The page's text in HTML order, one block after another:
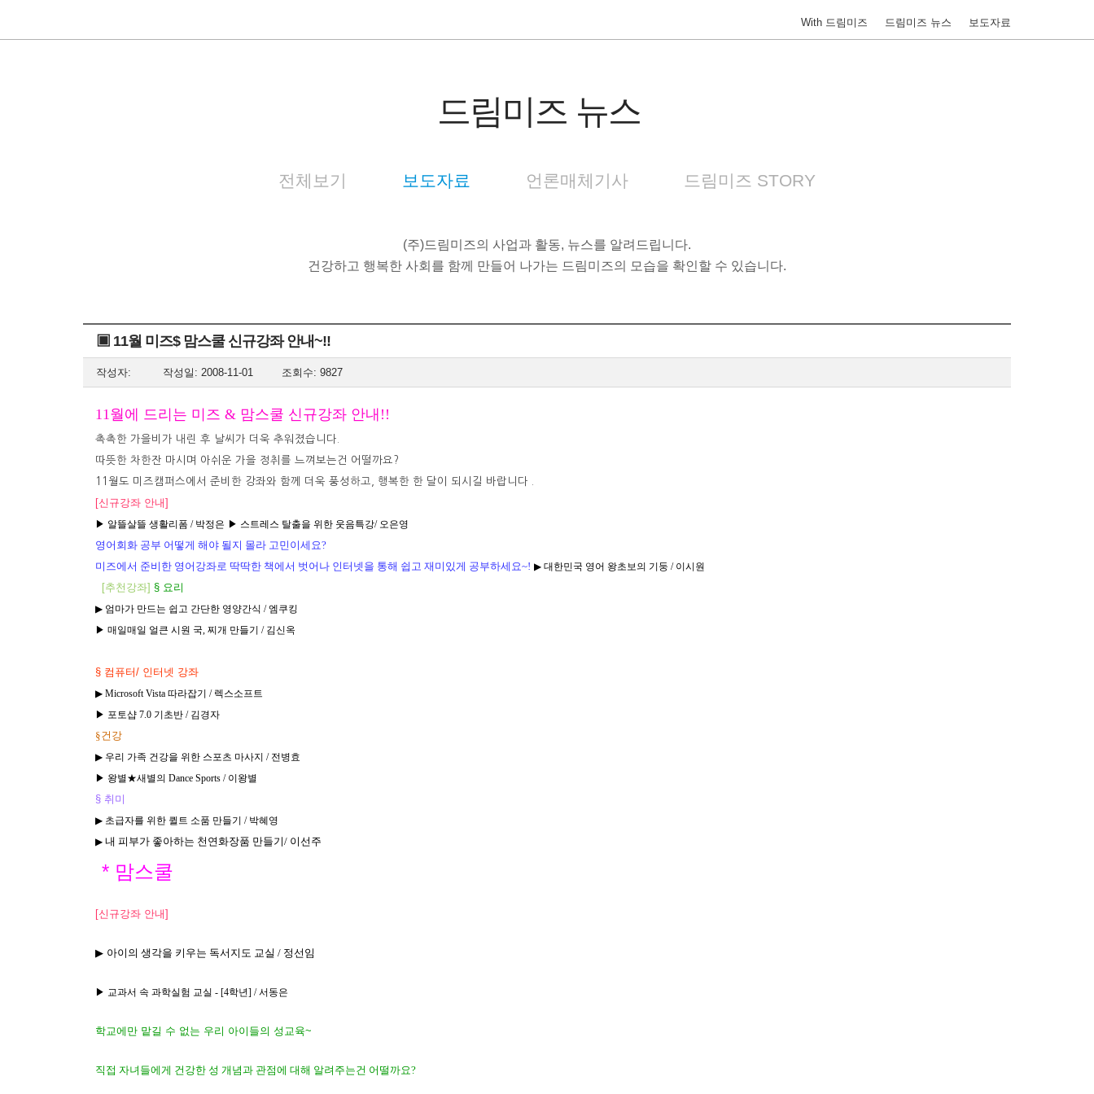
With 드림미즈 드림미즈 뉴스 보도자료
드림미즈 뉴스
전체보기 보도자료 언론매체기사 드림미즈 STORY
(주)드림미즈의 사업과 활동, 뉴스를 알려드립니다.
건강하고 행복한 사회를 함께 만들어 나가는 드림미즈의 모습을 확인할 수 있습니다.
▣ 11월 미즈$ 맘스쿨 신규강좌 안내~!!
작성자: 작성일: 2008-11-01 조회수: 9827
11월에 드리는 미즈 & 맘스쿨 신규강좌 안내!!
촉촉한 가을비가 내린 후 날씨가 더욱 추워졌습니다.
따뜻한 차한잔 마시며 아쉬운 가을 정취를 느껴보는건 어떨까요?
11월도 미즈캠퍼스에서 준비한 강좌와 함께 더욱 풍성하고, 행복한 한 달이 되시길 바랍니다 .
[신규강좌 안내]
▶ 알뜰살뜰 생활리폼 / 박정은 ▶ 스트레스 탈출을 위한 웃음특강/ 오은영
영어회화 공부 어떻게 해야 될지 몰라 고민이세요?
미즈에서 준비한 영어강좌로 딱딱한 책에서 벗어나 인터넷을 통해 쉽고 재미있게 공부하세요~! ▶ 대한민국 영어 왕초보의 기둥 / 이시원
[추천강좌] § 요리
▶ 엄마가 만드는 쉽고 간단한 영양간식 / 엠쿠킹
▶ 매일매일 얼큰 시원 국, 찌개 만들기 / 김신옥
§ 컴퓨터/ 인터넷 강좌
▶ Microsoft Vista 따라잡기 / 렉스소프트
▶ 포토샵 7.0 기초반 / 김경자
§건강
▶ 우리 가족 건강을 위한 스포츠 마사지 / 전병효
▶ 왕별★새별의 Dance Sports / 이왕별
§ 취미
▶ 초급자를 위한 퀼트 소품 만들기 / 박혜영
▶ 내 피부가 좋아하는 천연화장품 만들기/ 이선주
* 맘스쿨
[신규강좌 안내]
▶ 아이의 생각을 키우는 독서지도 교실 / 정선임
▶ 교과서 속 과학실험 교실 - [4학년] / 서동은
학교에만 맡길 수 없는 우리 아이들의 성교육~
직접 자녀들에게 건강한 성 개념과 관점에 대해 알려주는건 어떨까요?